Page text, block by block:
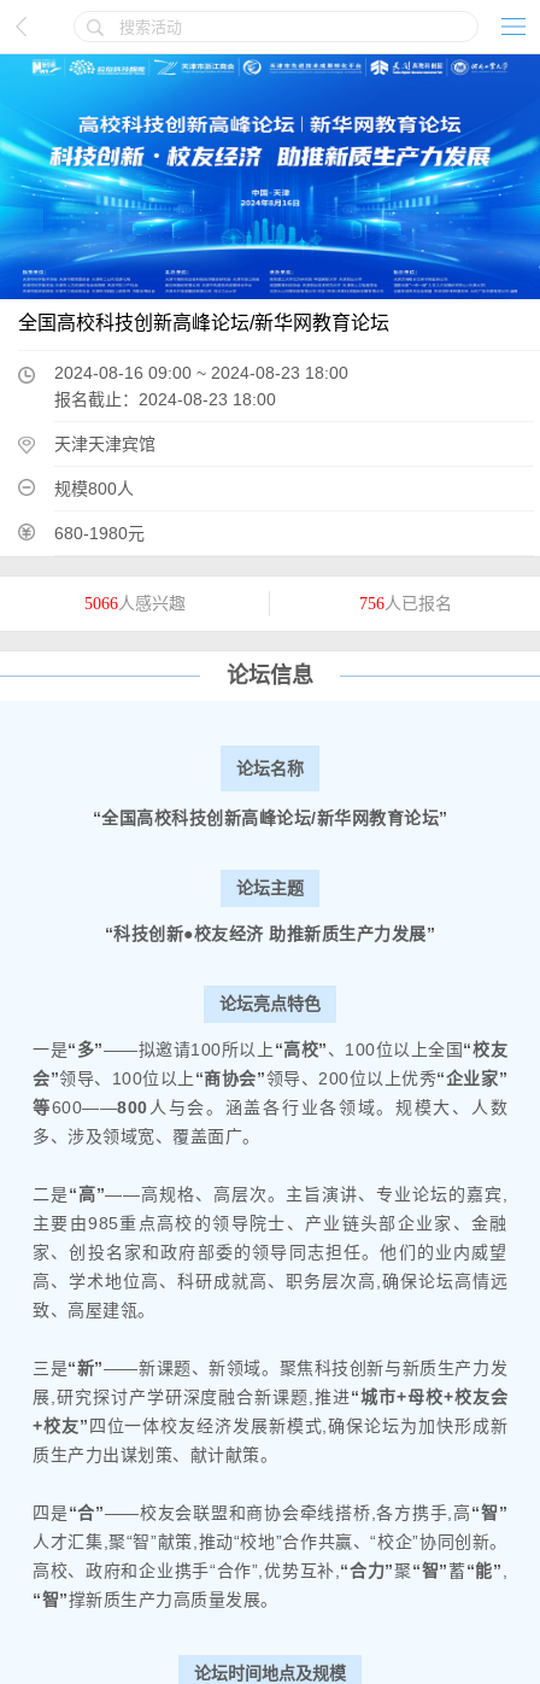
全国高校科技创新高峰论坛/新华网教育论坛
2024-08-16 09:00 ~ 2024-08-23 18:00
报名截止：2024-08-23 18:00
天津天津宾馆
规模800人
680-1980元
5066 人感兴趣 756人已报名
论坛信息
论坛名称
“全国高校科技创新高峰论坛/新华网教育论坛”
论坛主题
“科技创新●校友经济 助推新质生产力发展”
论坛亮点特色
一是“多”——拟邀请100所以上“高校”、100位以上全国“校友
会”领导、100位以上“商协会”领导、200位以上优秀“企业家”
等600——800 人与会。涵盖各行业各领域。规模大、人数
多、涉及领域宽、覆盖面广。
二是“高”——高规格、高层次。主旨演讲、专业论坛的嘉宾,
主要由985重点高校的领导院士、产业链头部企业家、金融
家、创投名家和政府部委的领导同志担任。他们的业内威望
高、学术地位高、科研成就高、职务层次高,确保论坛高情远
致、高屋建瓴。
三是“新”——新课题、新领域。聚焦科技创新与新质生产力发
展,研究探讨产学研深度融合新课题,推进“城市+母校+校友会
+校友” 四位一体校友经济发展新模式,确保论坛为加快形成新
质生产力出谋划策、献计献策。
四是“合”——校友会联盟和商协会牵线搭桥,各方携手,高“智”
人才汇集,聚“智”献策,推动“校地”合作共赢、“校企”协同创新。
高校、政府和企业携手“合作”,优势互补, “合力”聚“智”蓄“能”
“智”撑新质生产力高质量发展。
论坛时间地点及规模